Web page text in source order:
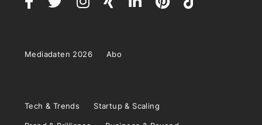
Mediadaten 2026 Abo
Tech & Trends Startup & Scaling